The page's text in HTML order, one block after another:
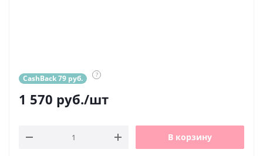
CashBack 79 руб. ?
1 570 руб./шт
В корзину